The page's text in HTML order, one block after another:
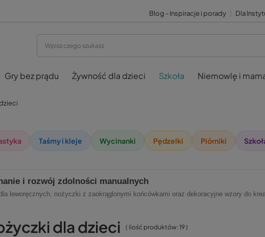
Blog - Inspiracje i porady Dla
Gry bez prądu Żywność dla dzieci Szkoła Niemowlę i
Taśmy i kleje Wycinanki Pędzelki Piórniki
i rozwój zdolności manualnych
leworęcznych, nożyczki z zaokrąglonymi końcówkami oraz dekoracyjne wzory do
dla dzieci ( ilość produktów: 19)